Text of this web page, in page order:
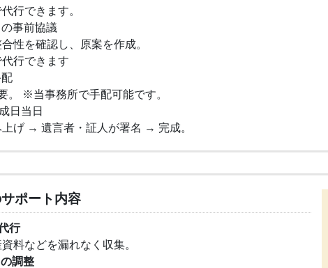
行できます。
事前協議
性を確認し、原案を作成。
行できます
。 ※当事務所で手配可能です。
日当日
げ → 遺言者・証人が署名 → 完成。
ポート内容
行
料などを漏れなく収集。
調整